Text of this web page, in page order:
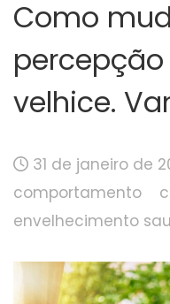
Como
velhice.
31 de janeiro de
comportamento
envelhecimento